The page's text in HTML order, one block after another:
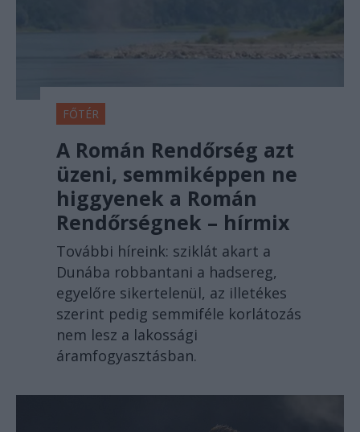
FŐTÉR
A Román Rendőrség azt
üzeni, semmiképpen ne
higgyenek a Román
Rendőrségnek – hírmix
További híreink: sziklát akart a
Dunába robbantani a hadsereg,
egyelőre sikertelenül, az illetékes
szerint pedig semmiféle korlátozás
nem lesz a lakossági
áramfogyasztásban.